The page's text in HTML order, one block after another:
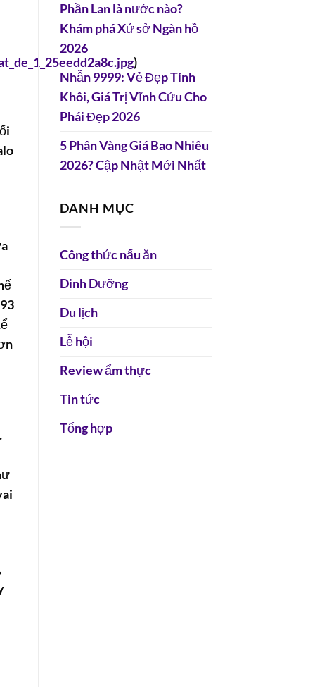
)
Phần Lan là nước nào?
Khám phá Xứ sở Ngàn hồ
2026
Nhẫn 9999: Vẻ Đẹp Tinh
Khôi, Giá Trị Vĩnh Cửu Cho
Phái Đẹp 2026
5 Phân Vàng Giá Bao Nhiêu
2026? Cập Nhật Mới Nhất
DANH MỤC
Công thức nấu ăn
Dinh Dưỡng
Du lịch
Lễ hội
Review ẩm thực
Tin tức
Tổng hợp